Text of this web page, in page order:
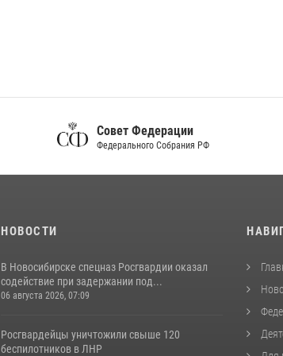
Совет Федерации
Федерального Собрания РФ
НОВОСТИ
В Новосибирске спецназ Росгвардии оказал
содействие при задержании под...
06 августа 2026, 07:09
Росгвардейцы уничтожили свыше 120
беспилотников в ЛНР